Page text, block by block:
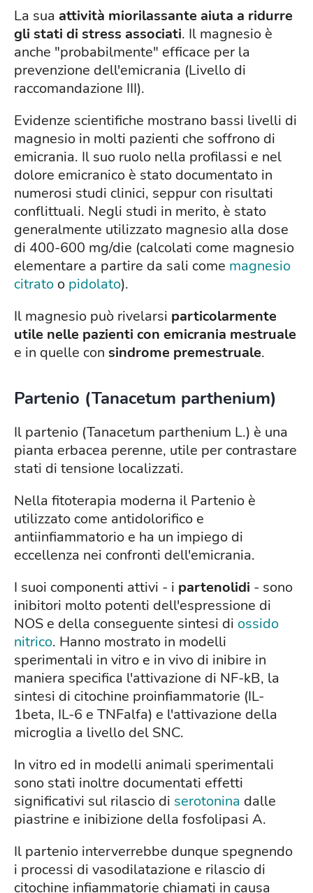
La sua attività miorilassante aiuta a ridurre
gli stati di stress associati. Il magnesio è
anche "probabilmente" efficace per la
prevenzione dell'emicrania (Livello di
raccomandazione III).
Evidenze scientifiche mostrano bassi livelli di
magnesio in molti pazienti che soffrono di
emicrania. Il suo ruolo nella profilassi e nel
dolore emicranico è stato documentato in
numerosi studi clinici, seppur con risultati
conflittuali. Negli studi in merito, è stato
generalmente utilizzato magnesio alla dose
di 400-600 mg/die (calcolati come magnesio
elementare a partire da sali come magnesio
citrato o pidolato).
Il magnesio può rivelarsi particolarmente
utile nelle pazienti con emicrania mestruale
e in quelle con sindrome premestruale.
Partenio (Tanacetum parthenium)
Il partenio (Tanacetum parthenium L.) è una
pianta erbacea perenne, utile per contrastare
stati di tensione localizzati.
Nella fitoterapia moderna il Partenio è
utilizzato come antidolorifico e
antiinfiammatorio e ha un impiego di
eccellenza nei confronti dell'emicrania.
I suoi componenti attivi - i partenolidi - sono
inibitori molto potenti dell'espressione di
NOS e della conseguente sintesi di ossido
nitrico. Hanno mostrato in modelli
sperimentali in vitro e in vivo di inibire in
maniera specifica l'attivazione di NF-kB, la
sintesi di citochine proinfiammatorie (IL-
1beta, IL-6 e TNFalfa) e l'attivazione della
microglia a livello del SNC.
In vitro ed in modelli animali sperimentali
sono stati inoltre documentati effetti
significativi sul rilascio di serotonina dalle
piastrine e inibizione della fosfolipasi A.
Il partenio interverrebbe dunque spegnendo
i processi di vasodilatazione e rilascio di
citochine infiammatorie chiamati in causa